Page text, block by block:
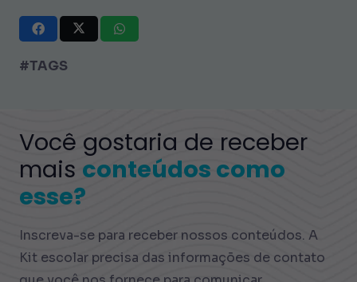
#TAGS
Você gostaria de receber
mais conteúdos como
esse?
Inscreva-se para receber nossos conteúdos. A
Kit escolar precisa das informações de contato